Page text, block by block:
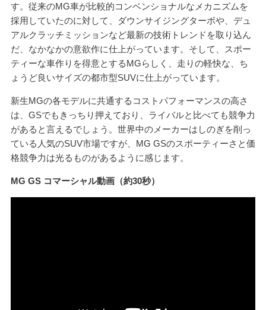
す。従来のMG車が比較的コンベンショナルなメカニズムを
採用していたのに対して、ダウンサイジングターボや、デュ
アルクラッチミッションなど最新の技術トレンドを取り込ん
だ、なかなかの意欲作に仕上がっています。そして、スポー
ティーな車作りを得意とするMGらしく、走りの軽快な、ち
ょうど良いサイズの都市型SUVに仕上がっています。
新生MGの各モデルに共通するコストパフォーマンスの高さ
は、GSでもきっちり押えており、ライバルと比べても競争力
があると言えるでしょう。世界中のメーカーはしのぎを削っ
ている人気のSUV市場ですが、MG GSのスポーティーさと価
格競争力は光るものがあるように感じます。
MG GS コマーシャル動画（約30秒）